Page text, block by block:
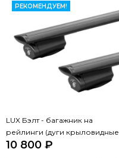
РЕКОМЕНДУЕМ!
LUX Бэлт - багажник на
рейлинги (дуги крыловидные
черные, 1,2м)
10 800 ₽